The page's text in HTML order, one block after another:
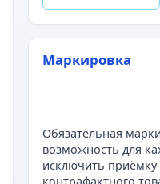
Маркировка
Обязательная
возможность для
исключить приёмку